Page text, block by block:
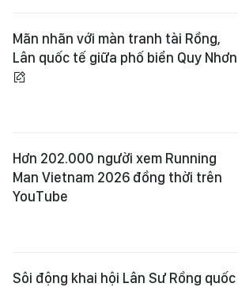
Mãn nhãn với màn tranh tài Rồng,
Lân quốc tế giữa phố biển Quy Nhơn
Hơn 202.000 người xem Running
Man Vietnam 2026 đồng thời trên
YouTube
Sôi động khai hội Lân Sư Rồng quốc